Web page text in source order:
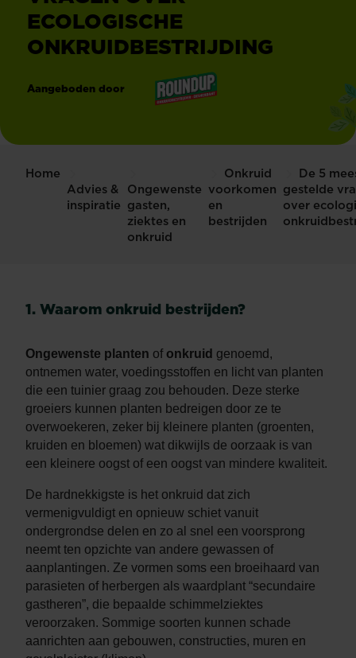
ECOLOGISCHE
ONKRUIDBESTRIJDING
Aangeboden door
Home
Advies &
inspiratie
Ongewenste
gasten,
ziektes en
onkruid
Onkruid
voorkomen
en
bestrijden
De 5
gestelde
over
1. Waarom onkruid bestrijden?
Ongewenste planten of onkruid genoemd,
ontnemen water, voedingsstoffen en licht van planten
die een tuinier graag zou behouden. Deze sterke
groeiers kunnen planten bedreigen door ze te
overwoekeren, zeker bij kleinere planten (groenten,
kruiden en bloemen) wat dikwijls de oorzaak is van
een kleinere oogst of een oogst van mindere kwaliteit.
De hardnekkigste is het onkruid dat zich
vermenigvuldigt en opnieuw schiet vanuit
ondergrondse delen en zo al snel een voorsprong
neemt ten opzichte van andere gewassen of
aanplantingen. Ze vormen soms een broeihaard van
parasieten of herbergen als waardplant “secundaire
gastheren”, die bepaalde schimmelziektes
veroorzaken. Sommige soorten kunnen schade
aanrichten aan gebouwen, constructies, muren en